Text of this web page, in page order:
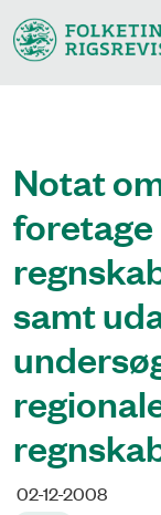
Notat
samt
02-12-2008